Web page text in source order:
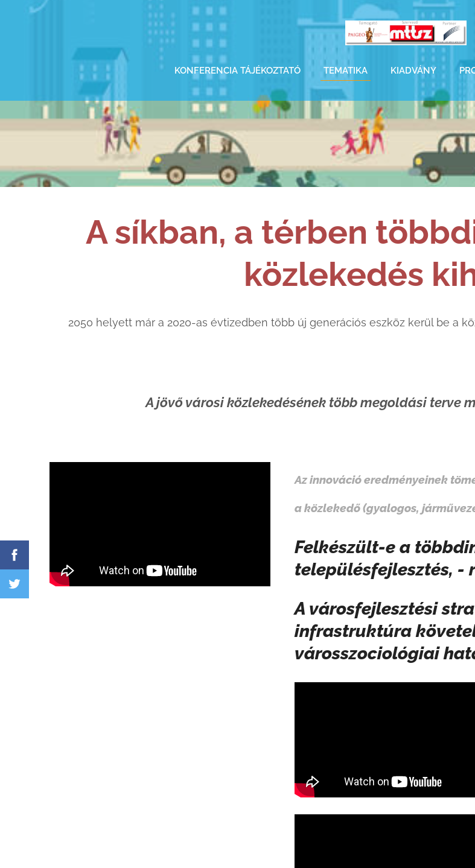
KONFERENCIA TÁJÉKOZTATÓ TEMATIKA KIADVÁNY
A síkban, a térben
közlekedés
2050 helyett már a 2020-as évtizedben több új generációs eszköz kerül be a
A jövő városi közlekedésének több megoldási terve
Az innováció eredményeinek
a közlekedő (gyalogos,
Felkészült-ea
településfejlesztés, -
A városfejlesztési
infrastruktúra
városszociológiai